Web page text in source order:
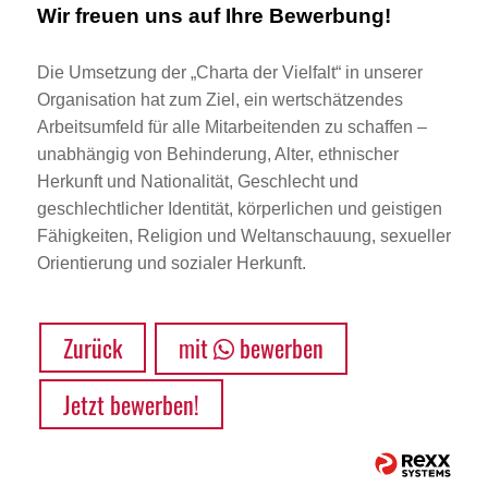
Wir freuen uns auf Ihre Bewerbung!
Die Umsetzung der „Charta der Vielfalt“ in unserer
Organisation hat zum Ziel, ein wertschätzendes
Arbeitsumfeld für alle Mitarbeitenden zu schaffen –
unabhängig von Behinderung, Alter, ethnischer
Herkunft und Nationalität, Geschlecht und
geschlechtlicher Identität, körperlichen und geistigen
Fähigkeiten, Religion und Weltanschauung, sexueller
Orientierung und sozialer Herkunft.
Zurück mit
bewerben
Jetzt bewerben!